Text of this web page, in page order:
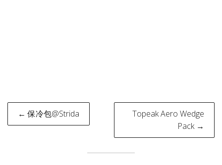
Post
navigation
← 保冷包@Strida
Topeak Aero Wedge
Pack →